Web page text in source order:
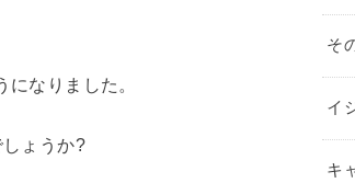
なりました。
ょうか?
そ
イ
キ